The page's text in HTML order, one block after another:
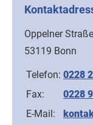
Oppelner
53119 Bonn
Telefon: 0228
Fax:
0228
E-Mail: